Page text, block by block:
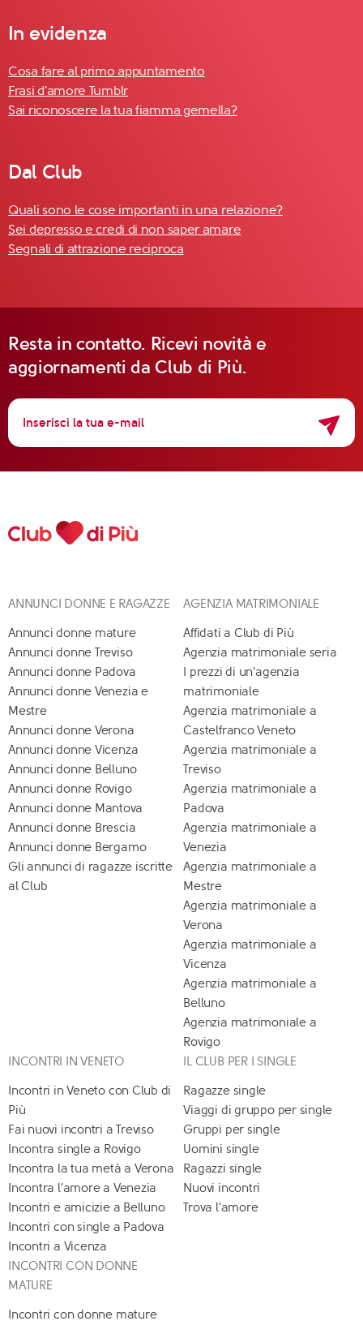
In evidenza
Cosa fare al primo appuntamento
Frasi d'amore Tumblr
Sai riconoscere la tua fiamma gemella?
Dal Club
Quali sono le cose importanti in una relazione?
Sei depresso e credi di non saper amare
Segnali di attrazione reciproca
Resta in contatto. Ricevi novità e
aggiornamenti da Club di Più.
ANNUNCI DONNE E RAGAZZE
Annunci donne mature
Annunci donne Treviso
Annunci donne Padova
Annunci donne Venezia e
Mestre
Annunci donne Verona
Annunci donne Vicenza
Annunci donne Belluno
Annunci donne Rovigo
Annunci donne Mantova
Annunci donne Brescia
Annunci donne Bergamo
Gli annunci di ragazze iscritte
al Club
AGENZIA MATRIMONIALE
Affidati a Club di Più
Agenzia matrimoniale seria
I prezzi di un'agenzia
matrimoniale
Agenzia matrimoniale a
Castelfranco Veneto
Agenzia matrimoniale a
Treviso
Agenzia matrimoniale a
Padova
Agenzia matrimoniale a
Venezia
Agenzia matrimoniale a
Mestre
Agenzia matrimoniale a
Verona
Agenzia matrimoniale a
Vicenza
Agenzia matrimoniale a
Belluno
Agenzia matrimoniale a
Rovigo
INCONTRI IN VENETO
Incontri in Veneto con Club di
Più
Fai nuovi incontri a Treviso
Incontra single a Rovigo
Incontra la tua metà a Verona
Incontra l'amore a Venezia
Incontri e amicizie a Belluno
Incontri con single a Padova
Incontri a Vicenza
IL CLUB PER I SINGLE
Ragazze single
Viaggi di gruppo per single
Gruppi per single
Uomini single
Ragazzi single
Nuovi incontri
Trova l'amore
INCONTRI CON DONNE
MATURE
Incontri con donne mature